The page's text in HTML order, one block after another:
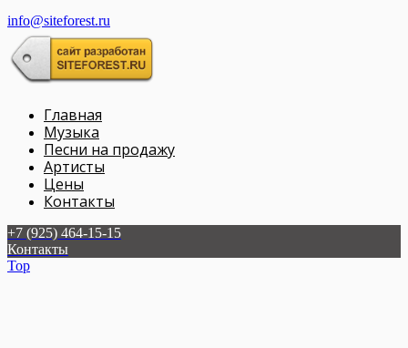
info@siteforest.ru
Главная
Музыка
Песни на продажу
Артисты
Цены
Контакты
+7 (925) 464-15-15
Контакты
Top